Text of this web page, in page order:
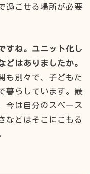
過ごせる場所が必要
すね。ユニット化し
どはありましたか。
も別々で、子どもた
暮らしています。最
今は自分のスペース
などはそこにこもる